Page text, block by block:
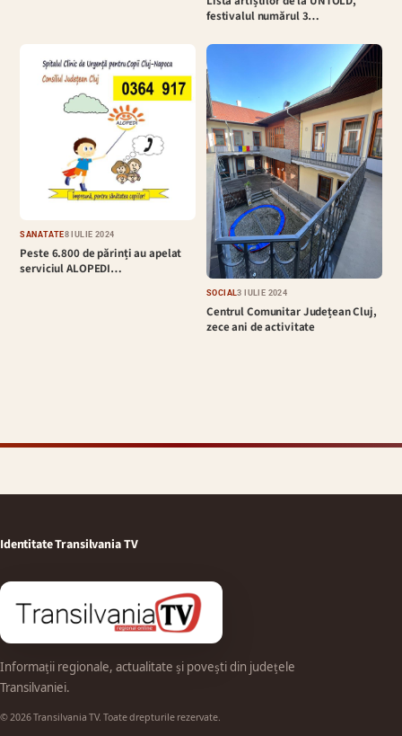
festivalul numărul 3…
SĂNĂTATE8 IULIE 2024
Peste 6.800 de părinți au apelat
serviciul ALOPEDI…
SOCIAL3 IULIE 2024
Centrul Comunitar Județean Cluj,
zece ani de activitate
Identitate Transilvania TV
Informații regionale, actualitate și povești din județele
Transilvaniei.
© 2026 Transilvania TV. Toate drepturile rezervate.